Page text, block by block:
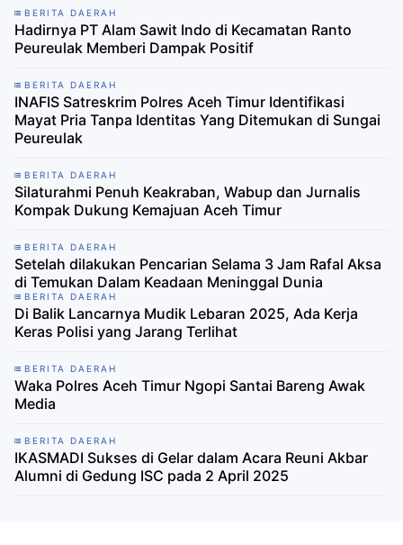
BERITA DAERAH
Hadirnya PT Alam Sawit Indo di Kecamatan Ranto
Peureulak Memberi Dampak Positif
BERITA DAERAH
INAFIS Satreskrim Polres Aceh Timur Identifikasi
Mayat Pria Tanpa Identitas Yang Ditemukan di Sungai
Peureulak
BERITA DAERAH
Silaturahmi Penuh Keakraban, Wabup dan Jurnalis
Kompak Dukung Kemajuan Aceh Timur
BERITA DAERAH
Setelah dilakukan Pencarian Selama 3 Jam Rafal Aksa
di Temukan Dalam Keadaan Meninggal Dunia
BERITA DAERAH
Di Balik Lancarnya Mudik Lebaran 2025, Ada Kerja
Keras Polisi yang Jarang Terlihat
BERITA DAERAH
Waka Polres Aceh Timur Ngopi Santai Bareng Awak
Media
BERITA DAERAH
IKASMADI Sukses di Gelar dalam Acara Reuni Akbar
Alumni di Gedung ISC pada 2 April 2025